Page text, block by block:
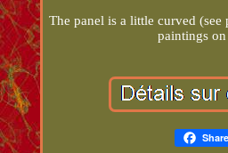
The panel is a little curved
paintings on
Share